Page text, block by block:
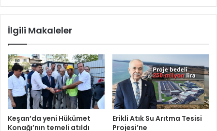
İlgili Makaleler
Keşan’da yeni Hükümet
Konağı’nın temeli atıldı
Erikli Atık Su Arıtma Tesisi
Projesi’ne